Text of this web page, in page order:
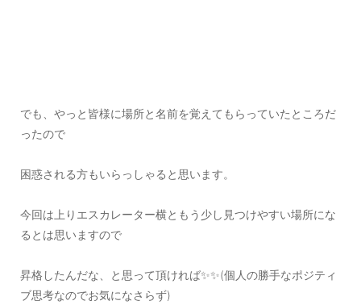
でも、やっと皆様に場所と名前を覚えてもらっていたところだ
ったので
困惑される方もいらっしゃると思います。
今回は上りエスカレーター横ともう少し見つけやすい場所にな
るとは思いますので
昇格したんだな、と思って頂ければ✨✨(個人の勝手なポジティ
ブ思考なのでお気になさらず)